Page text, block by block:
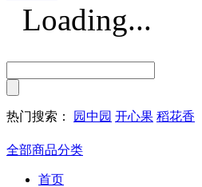
Loading...
热门搜索： 园中园 开心果 稻花香
全部商品分类
首页